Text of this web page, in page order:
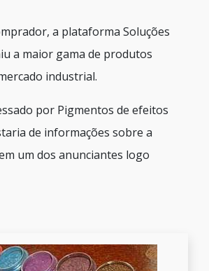
a plataforma Soluções
a maior gama de produtos
industrial.
por Pigmentos de efeitos
de informações sobre a
um dos anunciantes logo